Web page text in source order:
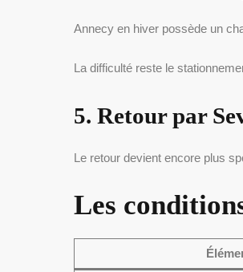
Annecy en hiver possède un
La difficulté reste le
5. Retour par
Le retour devient encore plus
Les